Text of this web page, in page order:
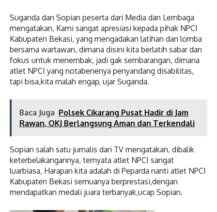
Suganda dan Sopian peserta dari Media dan Lembaga
mengatakan, Kami sangat apresiasi kepada pihak NPCI
Kabupaten Bekasi, yang mengadakan latihan dan lomba
bersama wartawan, dimana disini kita berlatih sabar dan
fokus untuk menembak, jadi gak sembarangan, dimana
atlet NPCI yang notabenenya penyandang disabilitas,
tapi bisa,kita malah engap, ujar Suganda.
Baca Juga Polsek Cikarang Pusat Hadir di Jam
Rawan, OKJ Berlangsung Aman dan Terkendali
Sopian salah satu jurnalis dari TV mengatakan, dibalik
keterbelakangannya, ternyata atlet NPCI sangat
luarbiasa, Harapan kita adalah di Peparda nanti atlet NPCI
Kabupaten Bekasi semuanya berprestasi,dengan
mendapatkan medali juara terbanyak,ucap Sopian.